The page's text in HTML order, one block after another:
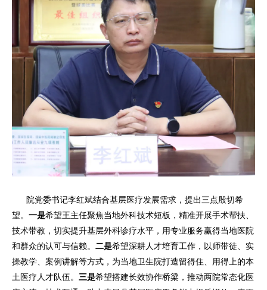
院党委书记李红斌结合基层医疗发展需求，提出三点殷切希
望。 一是希望王主任聚焦当地外科技术短板，精准开展手术帮扶、
技术带教，切实提升基层外科诊疗水平，用专业服务赢得当地医院
和群众的认可与信赖。 二是希望深耕人才培育工作，以师带徒、实
操教学、案例讲解等方式，为当地卫生院打造留得住、用得上的本
土医疗人才队伍。 三是希望搭建长效协作桥梁，推动两院常态化医